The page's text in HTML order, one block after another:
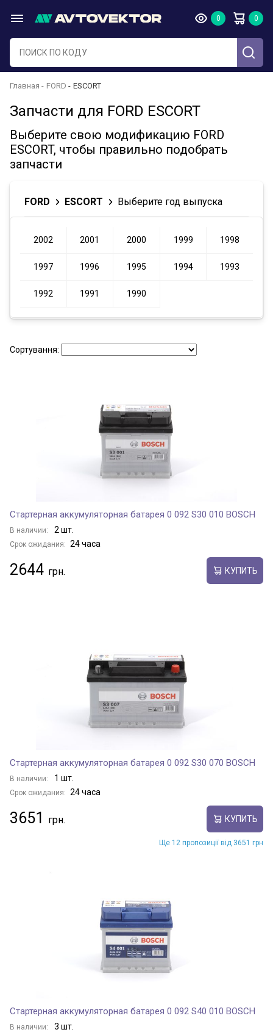
Главная FORD ESCORT
Запчасти для FORD ESCORT
Выберите свою модификацию FORD
ESCORT, чтобы правильно подобрать
запчасти
FORD ESCORT Выберите год выпуска
2002 2001 2000 1999 1998
1997 1996 1995 1994 1993
1992 1991 1990
Сортування:
Стартерная аккумуляторная батарея 0 092 S30 010 BOSCH
В наличии: 2 шт.
Срок ожидания: 24 часа
2644 КУПИТЬ
Стартерная аккумуляторная батарея 0 092 S30 070 BOSCH
В наличии: 1 шт.
Срок ожидания: 24 часа
3651 КУПИТЬ
Ще 12 пропозиції від 3651 грн
Стартерная аккумуляторная батарея 0 092 S40 010 BOSCH
В наличии: 3 шт.